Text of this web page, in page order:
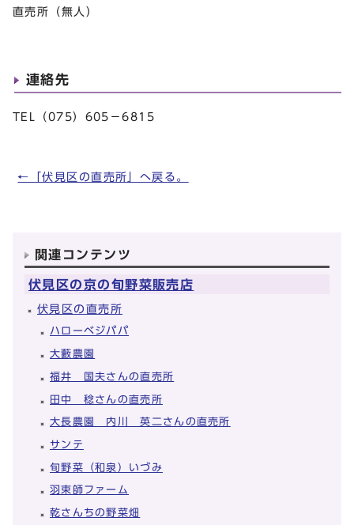
直売所（無人）
連絡先
TEL（075）605－6815
←「伏見区の直売所」へ戻る。
関連コンテンツ
伏見区の京の旬野菜販売店
伏見区の直売所
ハローベジパパ
大藪農園
福井 国夫さんの直売所
田中 稔さんの直売所
大長農園 内川 英二さんの直売所
サンテ
旬野菜（和泉）いづみ
羽束師ファーム
乾さんちの野菜畑